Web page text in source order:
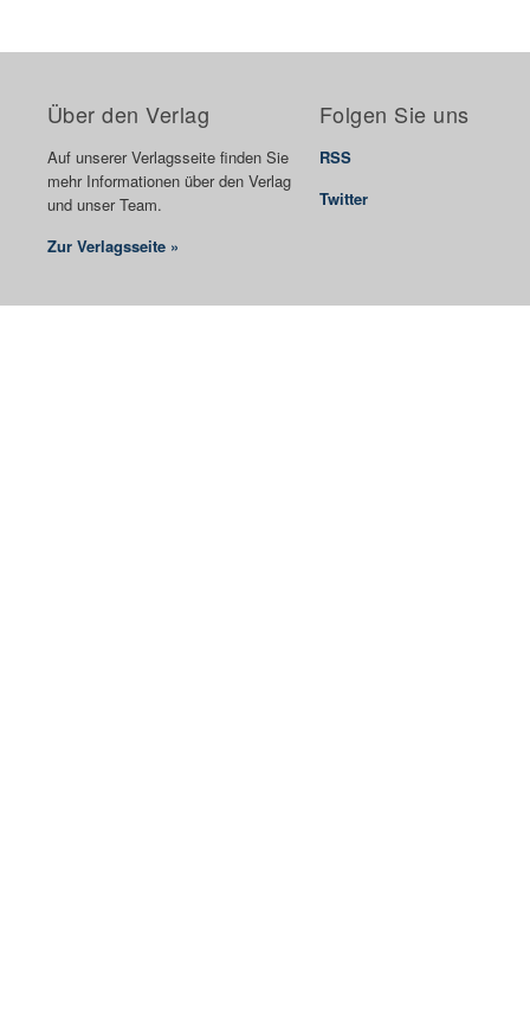
Über den Verlag
Auf unserer Verlagsseite finden Sie
mehr Informationen über den Verlag
und unser Team.
Zur Verlagsseite »
Folgen Sie uns
RSS
Twitter